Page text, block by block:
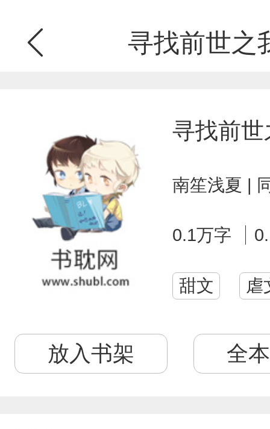
寻找前世之
寻找前
南笙浅夏 |
0.1万字
甜文 虐
放入书架 全